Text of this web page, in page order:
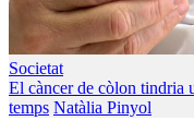
Societat
El càncer de còlon tindria
temps Natàlia Pinyol